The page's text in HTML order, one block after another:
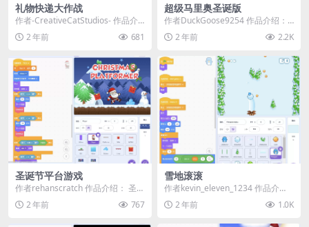
礼物快递大作战
作者-CreativeCatStudios- 作品介
绍： 🎄 圣诞快乐！ 🎅 《...
2 年前 681
超级马里奥圣诞版
作者DuckGoose9254 作品介绍：
《超级马里奥圣诞版》是一个基于
经典超...
2 年前 2.2K
圣诞节平台游戏
作者rehanscratch 作品介绍： 圣诞
节快到了！为什么不来玩一款有趣
的圣...2 年前 767
雪地滚滚
作者kevin_eleven_1234 作品介
绍： 欢迎来到《雪地滚滚》，一款
精...2 年前 1.0K